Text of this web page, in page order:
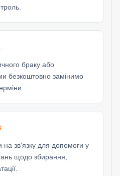
браку або
безкоштовно замінимо
зв'язку для допомоги у
щодо збирання,